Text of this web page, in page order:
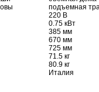
подъемная
220 В
0.75 кВт
385 мм
670 мм
725 мм
71.5 кг
80.9 кг
Италия